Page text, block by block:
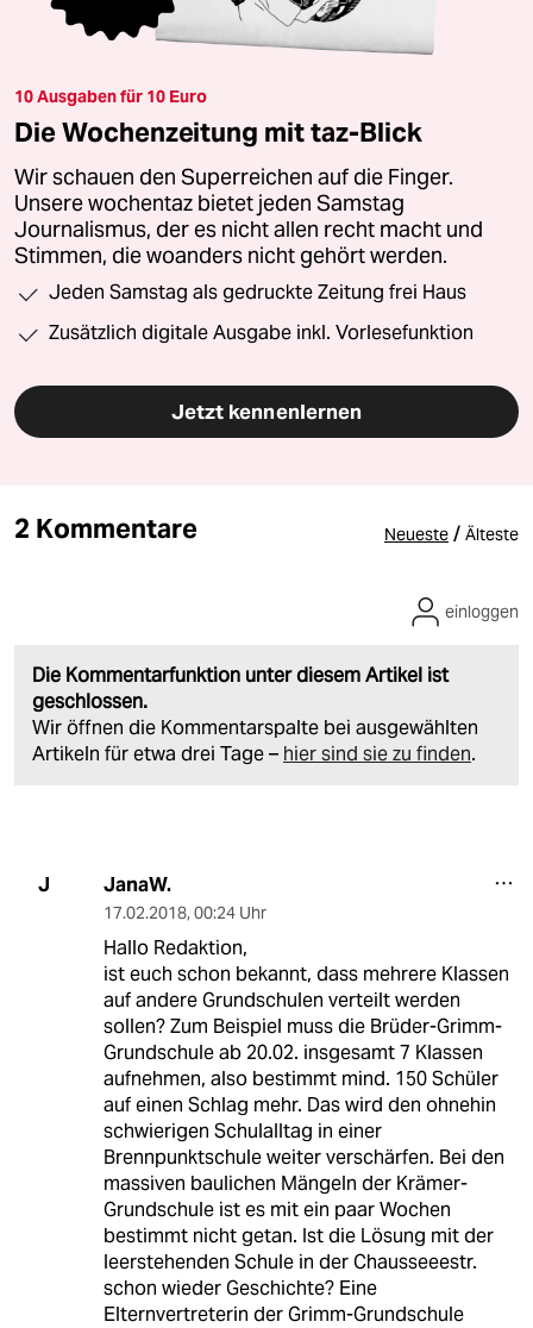
10 Ausgaben für 10 Euro
Die Wochenzeitung mit taz-Blick
Wir schauen den Superreichen auf die Finger.
Unsere wochentaz bietet jeden Samstag
Journalismus, der es nicht allen recht macht und
Stimmen, die woanders nicht gehört werden.
Jeden Samstag als gedruckte Zeitung frei Haus
Zusätzlich digitale Ausgabe inkl. Vorlesefunktion
Jetzt kennenlernen
2 Kommentare Neueste / Älteste
Die Kommentarfunktion unter diesem Artikel ist
geschlossen.
Wir öffnen die Kommentarspalte bei ausgewählten
Artikeln für etwa drei Tage – hier sind sie zu finden.
einloggen
J JanaW.
17.02.2018, 00:24 Uhr
Hallo Redaktion,
ist euch schon bekannt, dass mehrere Klassen
auf andere Grundschulen verteilt werden
sollen? Zum Beispiel muss die Brüder-Grimm-
Grundschule ab 20.02. insgesamt 7 Klassen
aufnehmen, also bestimmt mind. 150 Schüler
auf einen Schlag mehr. Das wird den ohnehin
schwierigen Schulalltag in einer
Brennpunktschule weiter verschärfen. Bei den
massiven baulichen Mängeln der Krämer-
Grundschule ist es mit ein paar Wochen
bestimmt nicht getan. Ist die Lösung mit der
leerstehenden Schule in der Chausseeestr.
schon wieder Geschichte? Eine
Elternvertreterin der Grimm-Grundschule